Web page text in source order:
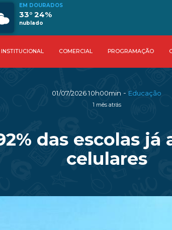
EM DOURADOS
33° 24%
nublado
INSTITUCIONAL COMERCIAL PROGRAMAÇÃO
01/07/2026 10h00min - Educação
1 mês atrás
das escolas
celulares